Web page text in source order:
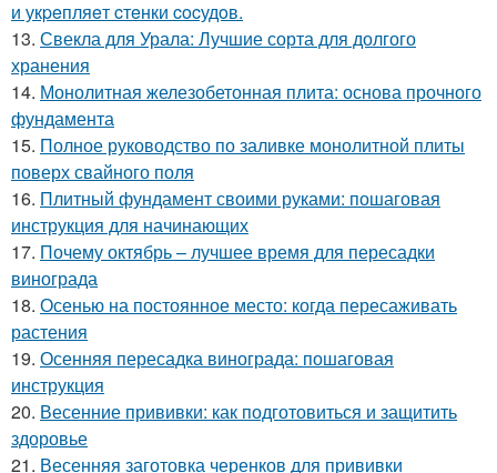
и укpeпляeт cтeнки cocудoв.
13. Свекла для Урала: Лучшие сорта для долгого
хранения
14. Монолитная железобетонная плита: основа прочного
фундамента
15. Полное руководство по заливке монолитной плиты
поверх свайного поля
16. Плитный фундамент своими руками: пошаговая
инструкция для начинающих
17. Почему октябрь – лучшее время для пересадки
винограда
18. Осенью на постоянное место: когда пересаживать
растения
19. Осенняя пересадка винограда: пошаговая
инструкция
20. Весенние прививки: как подготовиться и защитить
здоровье
21. Весенняя заготовка черенков для прививки